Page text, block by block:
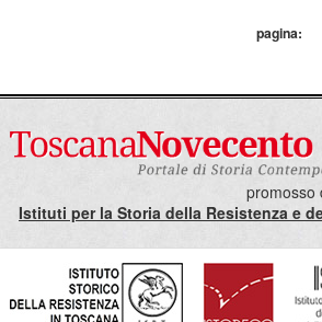
pagina:
promosso
Istituti per la Storia della Resistenza e